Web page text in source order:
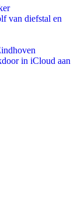
van diefstal en
in iCloud aan